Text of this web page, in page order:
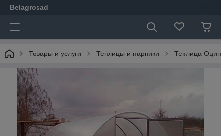
Belagrosad
Товары и услуги Теплицы и парники Теплица